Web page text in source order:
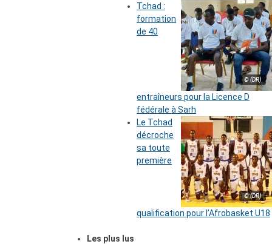
© (DR)
Tchad :
formation
de 40
entraîneurs pour la Licence D
fédérale à Sarh
© (DR)
Le Tchad
décroche
sa toute
première
qualification pour l’Afrobasket U18
Les plus lus